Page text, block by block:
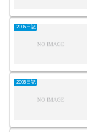
2005日記
2005日記